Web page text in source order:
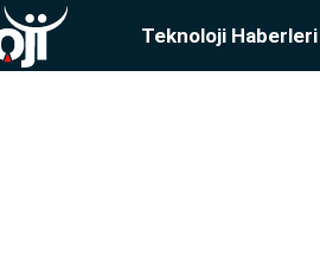
Teknoloji Haberleri